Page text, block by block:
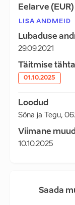
Eelarve (EUR)
LISA ANDMEID
Lubaduse
29.09.2021
Täitmise
01.10.2025
Loodud
Sõna ja Tegu,
Viimane
10.10.2025
Saada